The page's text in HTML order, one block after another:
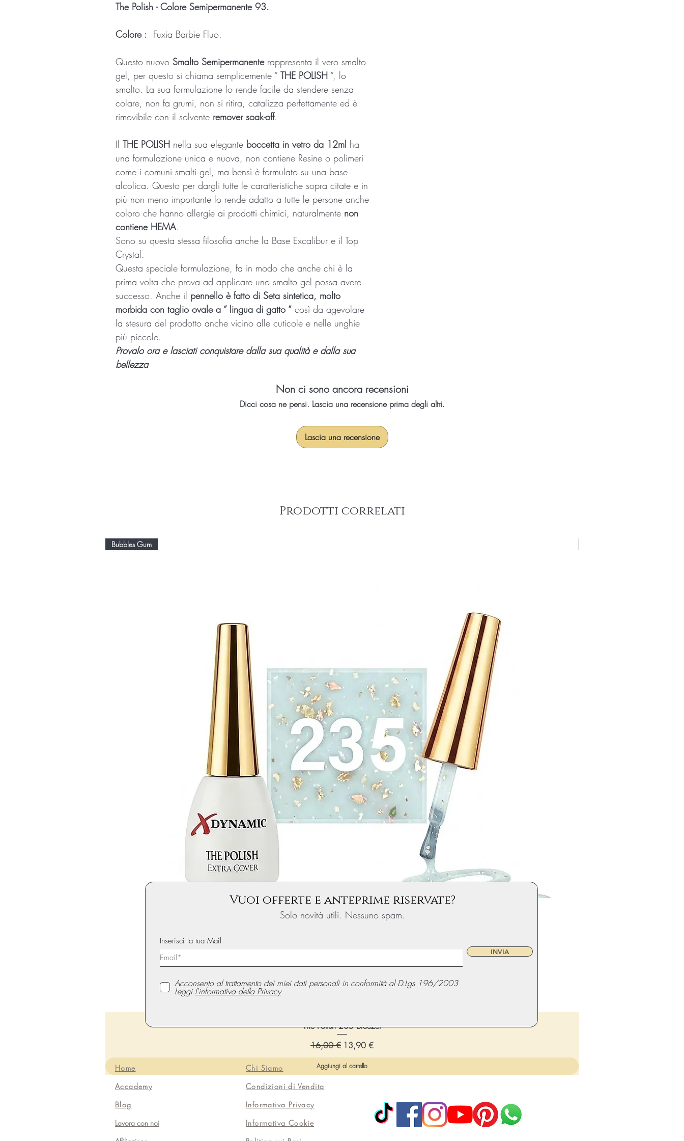
The Polish - Colore Semipermanente 93.
Colore : Fuxia Barbie Fluo.
Questo nuovo Smalto Semipermanenterappresenta il vero smalto
gel, per questo si chiama semplicemente “ THE POLISH “, lo
smalto. La sua formulazione lo rende facile da stendere senza
colare, non fa grumi, non si ritira, catalizza perfettamente ed è
rimovibile con il solvente remover soak-off.
Il THE POLISH nella sua elegante boccetta in vetro da 12ml ha
una formulazione unica e nuova, non contiene Resine o polimeri
come i comuni smalti gel, ma bensì è formulato su una base
alcolica. Questo per dargli tutte le caratteristiche sopra citate e in
più non meno importante lo rende adatto a tutte le persone anche
coloro che hanno allergie ai prodotti chimici, naturalmente non
contiene HEMA.
Sono su questa stessa filosofia anche la Base Excalibur e il Top
Crystal.
Questa speciale formulazione, fa in modo che anche chi è la
prima volta che prova ad applicare uno smalto gel possa avere
successo. Anche il pennello è fatto di Seta sintetica, molto
morbida con taglio ovale a “ lingua di gatto “ così da agevolare
la stesura del prodotto anche vicino alle cuticole e nelle unghie
più piccole.
Provalo ora e lasciati conquistare dalla sua qualità e dalla sua
bellezza
Non ci sono ancora recensioni
Dicci cosa ne pensi. Lascia una recensione prima degli altri.
Lascia una recensione
Prodotti correlati
Bubbles Gum
The Polish 235 Breezer
Prezzo regolare
16,00 € Prezzo scontato
13,90 €
Aggiungi al carrello
Vuoi offerte e anteprime riservate?
Solo novità utili. Nessuno spam.
Inserisci la tua Mail
INVIA
Acconsento al trattamento dei miei dati personali in conformità al D.Lgs 196/2003
Leggi l'informativa della Privacy
Home
Accademy
Blog
Lavora con noi
Chi Siamo
Condizioni di Vendita
Informativa Privacy
Informativa Cookie